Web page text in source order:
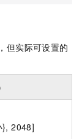
但实际可设置的
}, 2048]